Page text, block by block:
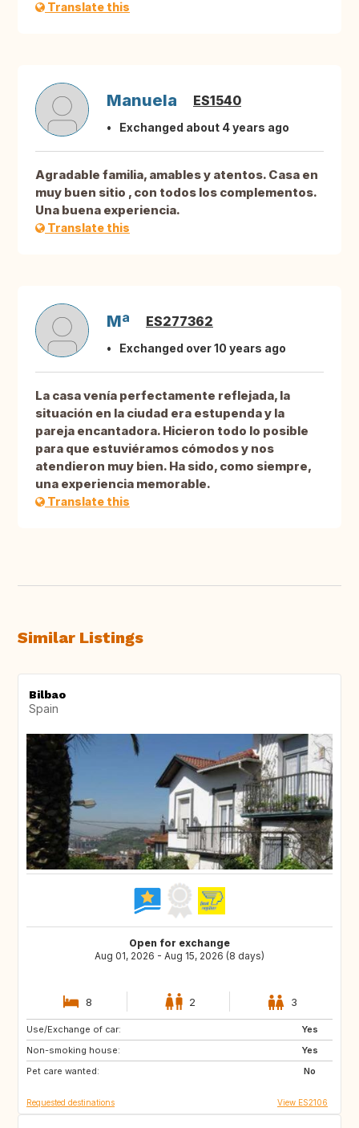
Translate this
Manuela ES1540
Exchanged about 4 years ago
Agradable familia, amables y atentos. Casa en
muy buen sitio , con todos los complementos.
Una buena experiencia.
Translate this
Mª ES277362
Exchanged over 10 years ago
La casa venía perfectamente reflejada, la
situación en la ciudad era estupenda y la
pareja encantadora. Hicieron todo lo posible
para que estuviéramos cómodos y nos
atendieron muy bien. Ha sido, como siempre,
una experiencia memorable.
Translate this
Similar Listings
Bilbao
Spain
Open for exchange
Aug 01, 2026 - Aug 15, 2026 (8 days)
8 2 3
Use/Exchange of car:
Yes
Non-smoking house:
Yes
Pet care wanted:
No
ES
Requested destinations View ES2106